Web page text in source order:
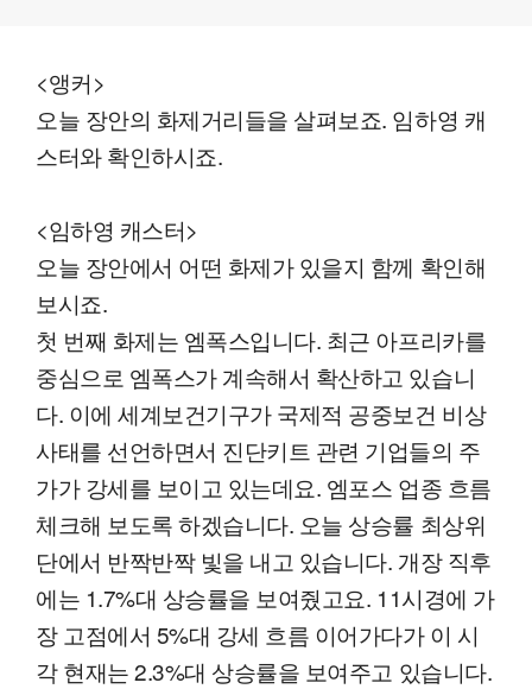
<앵커>
오늘 장안의 화제거리들을 살펴보죠. 임하영 캐
스터와 확인하시죠.
<임하영 캐스터>
오늘 장안에서 어떤 화제가 있을지 함께 확인해
보시죠.
첫 번째 화제는 엠폭스입니다. 최근 아프리카를
중심으로 엠폭스가 계속해서 확산하고 있습니
다. 이에 세계보건기구가 국제적 공중보건 비상
사태를 선언하면서 진단키트 관련 기업들의 주
가가 강세를 보이고 있는데요. 엠포스 업종 흐름
체크해 보도록 하겠습니다. 오늘 상승률 최상위
단에서 반짝반짝 빛을 내고 있습니다. 개장 직후
에는 1.7%대 상승률을 보여줬고요. 11시경에 가
장 고점에서 5%대 강세 흐름 이어가다가 이 시
각 현재는 2.3%대 상승률을 보여주고 있습니다.